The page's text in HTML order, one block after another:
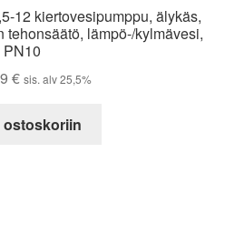
12 kiertovesipumppu, älykäs,
tehonsäätö, lämpö-/kylmävesi,
PN10
€ sis. alv 25,5%
ostoskoriin